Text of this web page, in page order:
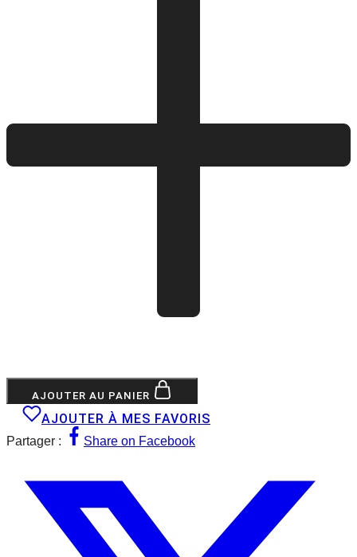
AJOUTER AU PANIER
AJOUTER À MES FAVORIS
Partager : Share on Facebook